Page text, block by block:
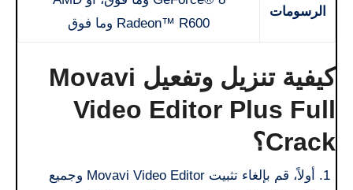
الرسومات
Radeon™ R600 وما فوق
كيفية تنزيل وتفعيل Movavi
Video Editor Plus Full
Crack؟
أولاً، قم بإلغاء تثبيت Movavi Video Editor وجميع